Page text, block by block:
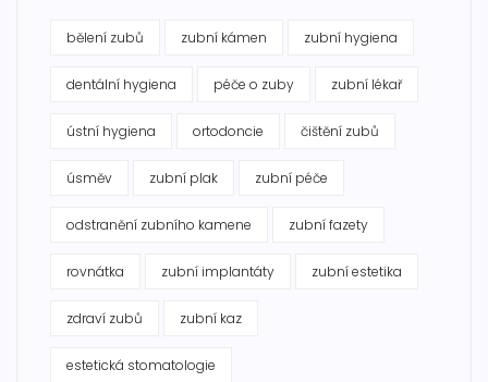
bělení zubů zubní kámen zubní hygiena
dentální hygiena péče o zuby zubní lékař
ústní hygiena ortodoncie čištění zubů
úsměv zubní plak zubní péče
odstranění zubního kamene zubní fazety
rovnátka zubní implantáty zubní estetika
zdraví zubů zubní kaz
estetická stomatologie